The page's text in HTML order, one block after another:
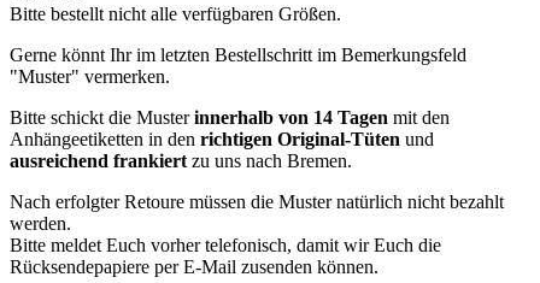
Bitte bestellt nicht alle verfügbaren Größen.
Gerne könnt Ihr im letzten Bestellschritt im Bemerkungsfeld
"Muster" vermerken.
Bitte schickt die Musterinnerhalb von 14 Tagen mit den
Anhängeetiketten in den richtigen Original-Tüten und
ausreichend frankiert zu uns nach Bremen.
Nach erfolgter Retoure müssen die Muster natürlich nicht bezahlt
werden.
Bitte meldet Euch vorher telefonisch, damit wir Euch die
Rücksendepapiere per E-Mail zusenden können.